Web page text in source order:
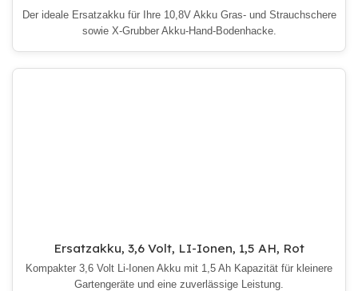
Der ideale Ersatzakku für Ihre 10,8V Akku Gras- und Strauchschere
sowie X-Grubber Akku-Hand-Bodenhacke.
Ersatzakku, 3,6 Volt, LI-Ionen, 1,5 AH, Rot
Kompakter 3,6 Volt Li-Ionen Akku mit 1,5 Ah Kapazität für kleinere
Gartengeräte und eine zuverlässige Leistung.